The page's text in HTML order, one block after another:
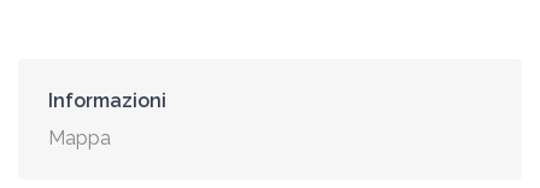
Informazioni
Mappa